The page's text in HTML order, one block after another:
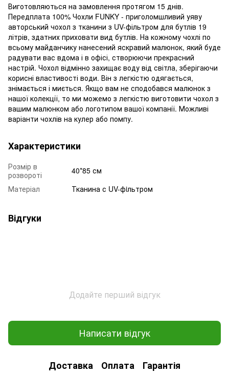
Виготовляються на замовлення протягом 15 днів.
Передплата 100% Чохли FUNKY - приголомшливий уяву
авторський чохол з тканини з UV-фільтром для бутлів 19
літрів, здатних приховати вид бутлів. На кожному чохлі по
всьому майданчику нанесений яскравий малюнок, який буде
радувати вас вдома і в офісі, створюючи прекрасний
настрій. Чохол відмінно захищає воду від світла, зберігаючи
корисні властивості води. Він з легкістю одягається,
знімається і миється. Якщо вам не сподобався малюнок з
нашої колекції, то ми можемо з легкістю виготовити чохол з
вашим малюнком або логотипом вашої компанії. Можливі
варіанти чохлів на кулер або помпу.
Характеристики
Розмір в
розвороті
40*85 см
Матеріал
Тканина с UV-фiльтром
Відгуки
Додайте перший відгук
Написати відгук
Доставка Оплата Гарантія